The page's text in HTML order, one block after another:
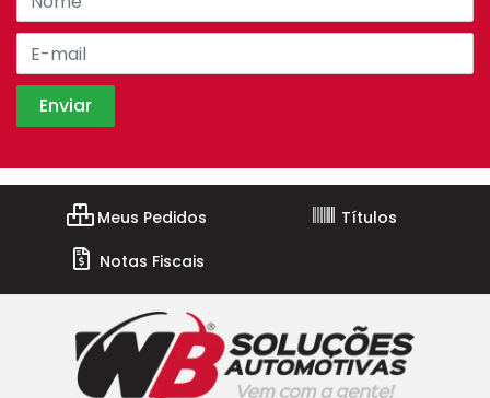
Meus Pedidos
Títulos
Notas Fiscais